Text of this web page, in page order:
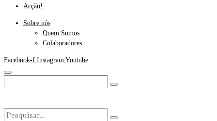
Acção!
Sobre nós
Quem Somos
Colaboradores
Facebook-f Instagram Youtube